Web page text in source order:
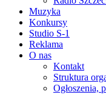
Muzyka
Konkursy
Studio S-1
Reklama
O nas
Kontakt
Struktura
Ogłoszenia,